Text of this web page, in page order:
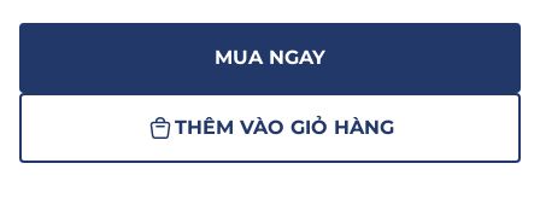
MUA NGAY
THÊM VÀO GIỎ HÀNG